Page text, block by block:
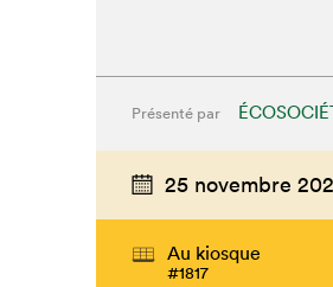
Présenté par
25 novembre
Au kiosque
#1817